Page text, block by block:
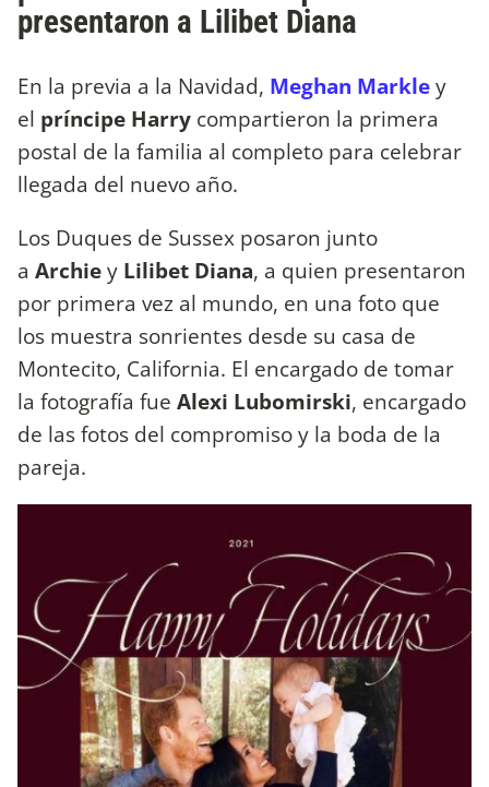
presentaron a Lilibet Diana
En la previa a la Navidad, Meghan Markley
el príncipe Harry compartieron la primera
postal de la familia al completo para celebrar
llegada del nuevo año.
Los Duques de Sussex posaron junto
a Archiey Lilibet Diana, a quien presentaron
por primera vez al mundo, en una foto que
los muestra sonrientes desde su casa de
Montecito, California. El encargado de tomar
la fotografía fue Alexi Lubomirski, encargado
de las fotos del compromiso y la boda de la
pareja.